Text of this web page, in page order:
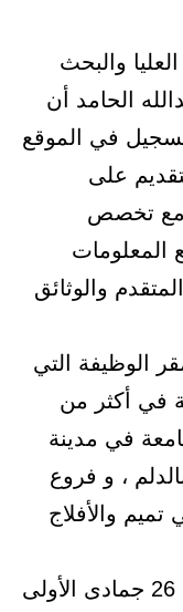
والبحث
الحامد أن
في الموقع
على
مع تخصص
المعلومات
والوثائق
الوظيفة التي
في أكثر من
في مدينة
، و فروع
والأفلاج
يبدأ التقديم اعتباراً من يوم الأحد 26 جمادى الأولى